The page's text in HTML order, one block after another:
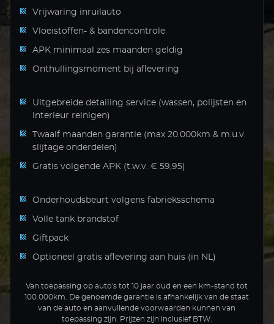
Vrijwaring inruilauto
Vloeistoffen- & bandencontrole
APK minimaal zes maanden geldig
Onthullingsmoment bij aflevering
Uitgebreide detailing service (wassen, polijsten en
interieur reinigen)
Twaalf maanden garantie (max 20.000km & m.u.v.
slijtage onderdelen)
Gratis volgende APK (t.w.v. € 59,95)
Onderhoudsbeurt volgens fabrieksschema
Volle tank brandstof
Giftpack
Optioneel gratis aflevering aan huis (in NL)
Van toepassing op auto's tot 10 jaar oud en een km-stand tot
100.000km. De genoemde garantie is afhankelijk van de staat
van de auto en aanvullende voorwaarden kunnen van
toepassing zijn. Prijzen zijn inclusief BTW.